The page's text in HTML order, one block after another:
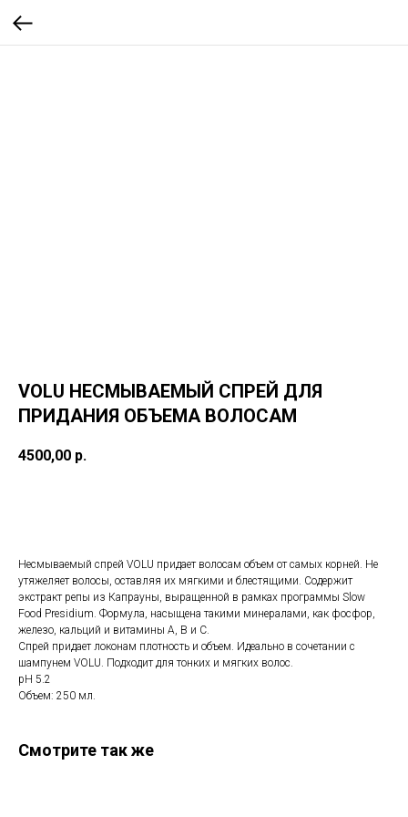
VOLU НЕСМЫВАЕМЫЙ СПРЕЙ ДЛЯ
ПРИДАНИЯ ОБЪЕМА ВОЛОСАМ
4500,00 р.
Несмываемый спрей VOLU придает волосам объем от самых корней. Не
утяжеляет волосы, оставляя их мягкими и блестящими. Содержит
экстракт репы из Капрауны, выращенной в рамках программы Slow
Food Presidium. Формула, насыщена такими минералами, как фосфор,
железо, кальций и витамины А, В и С.
Спрей придает локонам плотность и объем. Идеально в сочетании с
шампунем VOLU. Подходит для тонких и мягких волос.
pH 5.2
Объем: 250 мл.
Смотрите так же